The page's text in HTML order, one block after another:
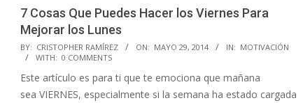
7 Cosas Que Puedes Hacer los Viernes Para
Mejorar los Lunes
2014-
05-
29
BY: CRISTOPHER RAMÍREZ ON: MAYO 29, 2014 IN: MOTIVACIÓN
WITH: 0 COMMENTS
Este artículo es para ti que te emociona que mañana
sea VIERNES, especialmente si la semana ha estado cargada